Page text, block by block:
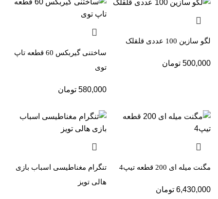
لگو سازین 100 عددی قلقلک
500,000 تومان
ساختنی گیربکس 60 قطعه تاپ
توی
580,000 تومان
مگنت میله ای 200 قطعه تیپ4
6,430,000 تومان
تنگرام مغناطیسی اسباب بازی
هالی تویز